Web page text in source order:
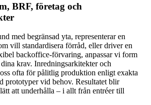
BRF, företag och
med begränsad yta, representerar en
vill standardisera förråd, eller driver en
backoffice-förvaring, anpassar vi form
krav. Inredningsarkitekter och
ofta för pålitlig produktion enligt exakta
prototyper vid behov. Resultatet blir
att underhålla – i allt från entréer till